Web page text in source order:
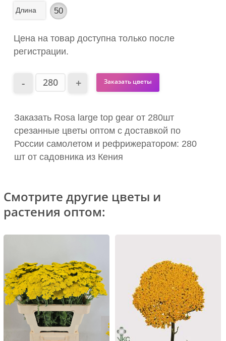
Длина 50
Цена на товар доступна только после
регистрации.
Заказать цветы
Заказать Rosa large top gear от 280шт
срезанные цветы оптом с доставкой по
России самолетом и рефрижератором: 280
шт от садовника из Кения
Смотрите другие цветы и
растения оптом: